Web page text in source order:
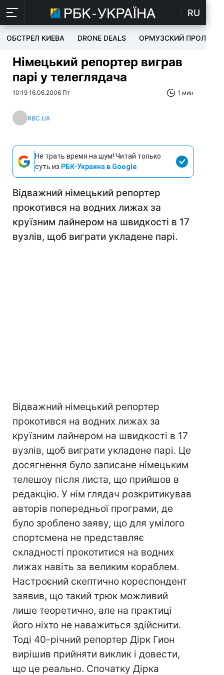
RU
ОБСТРЕЛ КИЕВА DRONE DEALS ОРМУЗСКИЙ ПРОЛИВ
Німецький репортер виграв
парі у телеглядача
10:19 16.06.2006 Пт 1 мин
RBC.UA
Не трать время на шум! Читай только
суть из РБК-Украина в Google
Відважний німецький репортер
прокотився на водних лижах за
круїзним лайнером на швидкості в 17
вузлів, щоб виграти укладене парі.
Відважний німецький репортер
прокотився на водних лижах за
круїзним лайнером на швидкості в 17
вузлів, щоб виграти укладене парі. Це
досягнення було записане німецьким
телешоу після листа, що прийшов в
редакцію. У нім глядач розкритикував
авторів попередньої програми, де
було зроблено заяву, що для умілого
спортсмена не представляє
складності прокотитися на водних
лижах навіть за великим кораблем.
Настроєний скептично кореспондент
заявив, що такий трюк можливий
лише теоретично, але на практиці
його ніхто не наважиться здійснити.
Тоді 40-річний репортер Дірк Гион
вирішив прийняти виклик і довести,
що це реально. Спочатку Дірка